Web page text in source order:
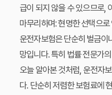
급이 되지 않을 수 있으므로,
마무리하며: 현명한 선택으
운전자보험은 단순히 벌금이
망입니다. 특히 법률 전문가
오늘 알아본 것처럼, 운전자
다. 단순히 저렴한 보험료에